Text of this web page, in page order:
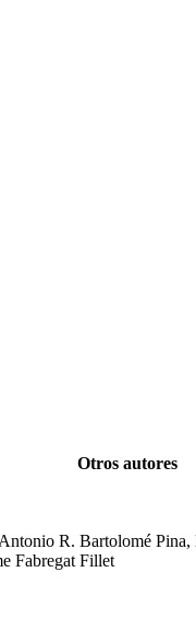
Otros autores
R. Bartolomé
Fabregat Fillet